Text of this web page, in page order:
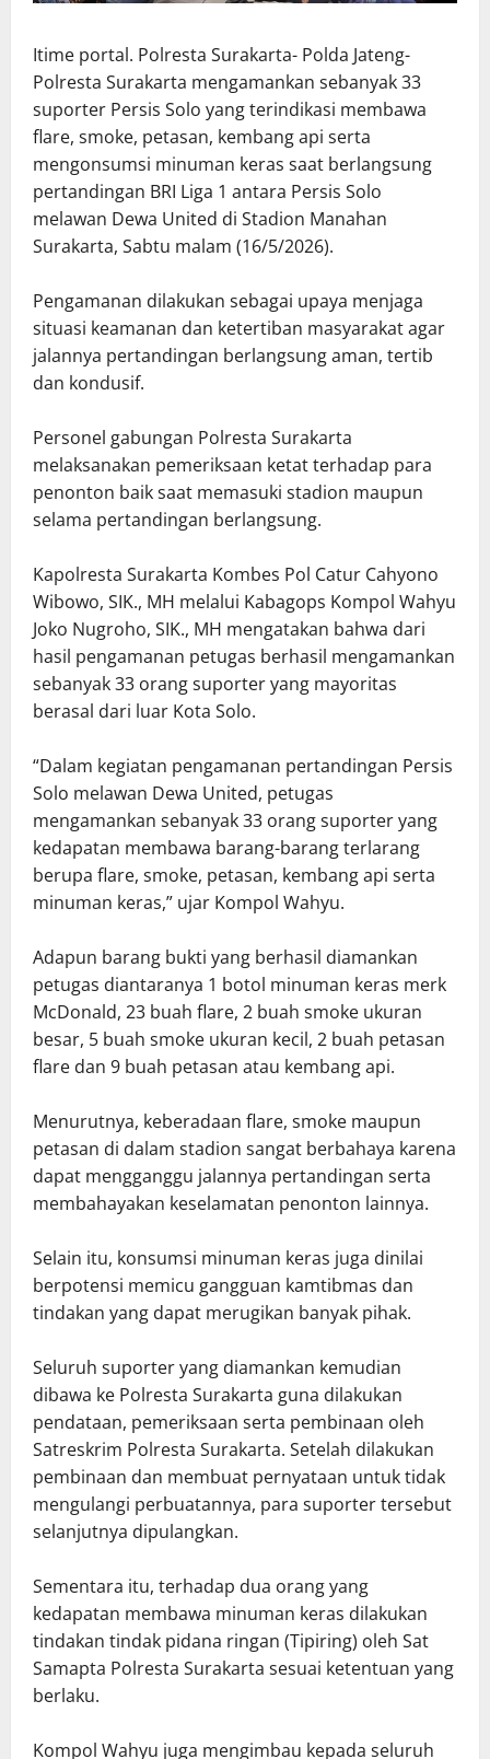
Itime portal. Polresta Surakarta- Polda Jateng-
Polresta Surakarta mengamankan sebanyak 33
suporter Persis Solo yang terindikasi membawa
flare, smoke, petasan, kembang api serta
mengonsumsi minuman keras saat berlangsung
pertandingan BRI Liga 1 antara Persis Solo
melawan Dewa United di Stadion Manahan
Surakarta, Sabtu malam (16/5/2026).
Pengamanan dilakukan sebagai upaya menjaga
situasi keamanan dan ketertiban masyarakat agar
jalannya pertandingan berlangsung aman, tertib
dan kondusif.
Personel gabungan Polresta Surakarta
melaksanakan pemeriksaan ketat terhadap para
penonton baik saat memasuki stadion maupun
selama pertandingan berlangsung.
Kapolresta Surakarta Kombes Pol Catur Cahyono
Wibowo, SIK., MH melalui Kabagops Kompol Wahyu
Joko Nugroho, SIK., MH mengatakan bahwa dari
hasil pengamanan petugas berhasil mengamankan
sebanyak 33 orang suporter yang mayoritas
berasal dari luar Kota Solo.
“Dalam kegiatan pengamanan pertandingan Persis
Solo melawan Dewa United, petugas
mengamankan sebanyak 33 orang suporter yang
kedapatan membawa barang-barang terlarang
berupa flare, smoke, petasan, kembang api serta
minuman keras,” ujar Kompol Wahyu.
Adapun barang bukti yang berhasil diamankan
petugas diantaranya 1 botol minuman keras merk
McDonald, 23 buah flare, 2 buah smoke ukuran
besar, 5 buah smoke ukuran kecil, 2 buah petasan
flare dan 9 buah petasan atau kembang api.
Menurutnya, keberadaan flare, smoke maupun
petasan di dalam stadion sangat berbahaya karena
dapat mengganggu jalannya pertandingan serta
membahayakan keselamatan penonton lainnya.
Selain itu, konsumsi minuman keras juga dinilai
berpotensi memicu gangguan kamtibmas dan
tindakan yang dapat merugikan banyak pihak.
Seluruh suporter yang diamankan kemudian
dibawa ke Polresta Surakarta guna dilakukan
pendataan, pemeriksaan serta pembinaan oleh
Satreskrim Polresta Surakarta. Setelah dilakukan
pembinaan dan membuat pernyataan untuk tidak
mengulangi perbuatannya, para suporter tersebut
selanjutnya dipulangkan.
Sementara itu, terhadap dua orang yang
kedapatan membawa minuman keras dilakukan
tindakan tindak pidana ringan (Tipiring) oleh Sat
Samapta Polresta Surakarta sesuai ketentuan yang
berlaku.
Kompol Wahyu juga mengimbau kepada seluruh